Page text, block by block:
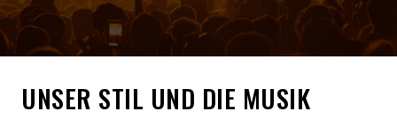
UNSER STIL UND DIE MUSIK